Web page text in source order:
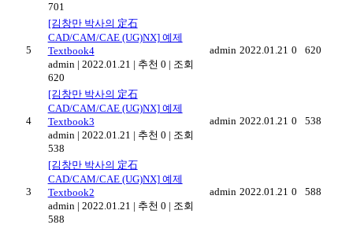
701
5
[김창만 박사의 定石
CAD/CAM/CAE (UG)NX] 예제
Textbook4
admin | 2022.01.21 | 추천 0 | 조회
620
admin 2022.01.21 0 620
4
[김창만 박사의 定石
CAD/CAM/CAE (UG)NX] 예제
Textbook3
admin | 2022.01.21 | 추천 0 | 조회
538
admin 2022.01.21 0 538
3
[김창만 박사의 定石
CAD/CAM/CAE (UG)NX] 예제
Textbook2
admin | 2022.01.21 | 추천 0 | 조회
588
admin 2022.01.21 0 588